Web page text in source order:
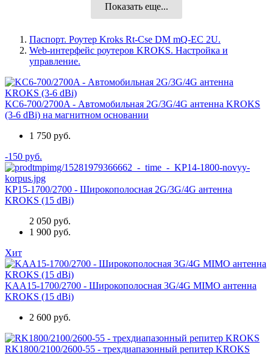
Показать еще...
Паспорт. Роутер Kroks Rt-Cse DM mQ-EC 2U.
Web-интерфейс роутеров KROKS. Настройка и
управление.
KC6-700/2700A - Автомобильная 2G/3G/4G антенна KROKS
(3-6 dBi) на магнитном основании
1 750 руб.
-150 руб.
KP15-1700/2700 - Широкополосная 2G/3G/4G антенна
KROKS (15 dBi)
2 050 руб.
1 900 руб.
Хит
KAA15-1700/2700 - Широкополосная 3G/4G MIMO антенна
KROKS (15 dBi)
2 600 руб.
RK1800/2100/2600-55 - трехдиапазонный репитер KROKS